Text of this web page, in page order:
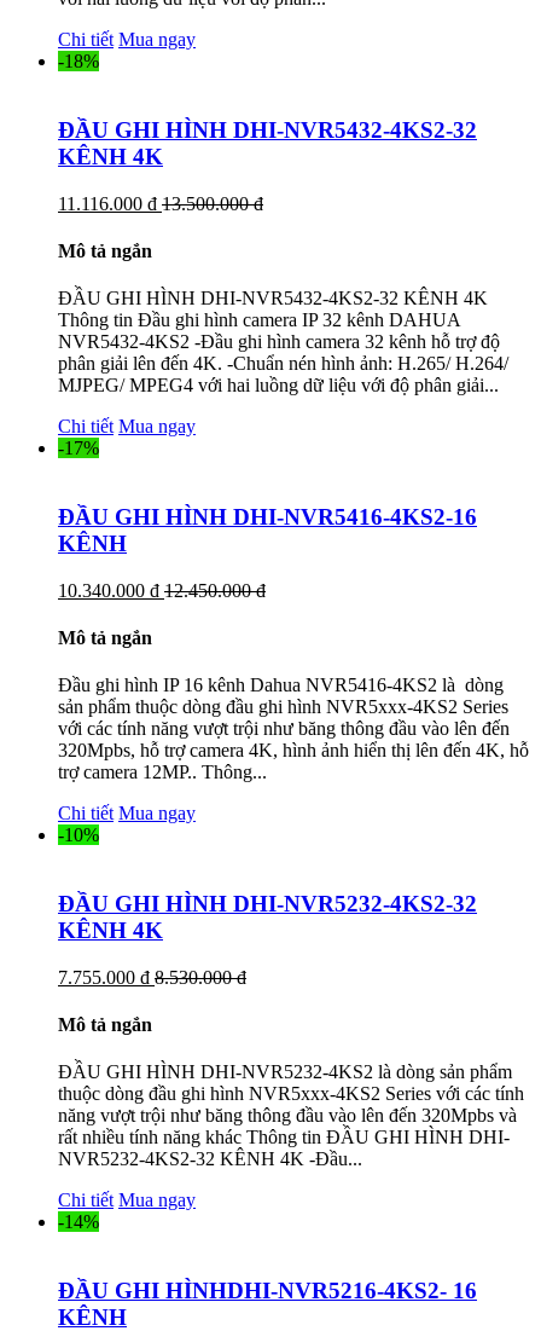
Chi tiết Mua ngay
-18%
ĐẦU GHI HÌNH DHI-NVR5432-4KS2-32
KÊNH 4K
11.116.000 đ 13.500.000 đ
Mô tả ngắn
ĐẦU GHI HÌNH DHI-NVR5432-4KS2-32 KÊNH 4K
Thông tin Đầu ghi hình camera IP 32 kênh DAHUA
NVR5432-4KS2 -Đầu ghi hình camera 32 kênh hỗ trợ độ
phân giải lên đến 4K. -Chuẩn nén hình ảnh: H.265/ H.264/
MJPEG/ MPEG4 với hai luồng dữ liệu với độ phân giải...
Chi tiết Mua ngay
-17%
ĐẦU GHI HÌNH DHI-NVR5416-4KS2-16
KÊNH
10.340.000 đ 12.450.000 đ
Mô tả ngắn
Đầu ghi hình IP 16 kênh Dahua NVR5416-4KS2 là dòng
sản phẩm thuộc dòng đầu ghi hình NVR5xxx-4KS2 Series
với các tính năng vượt trội như băng thông đầu vào lên đến
320Mpbs, hỗ trợ camera 4K, hình ảnh hiển thị lên đến 4K, hỗ
trợ camera 12MP.. Thông...
Chi tiết Mua ngay
-10%
ĐẦU GHI HÌNH DHI-NVR5232-4KS2-32
KÊNH 4K
7.755.000 đ 8.530.000 đ
Mô tả ngắn
ĐẦU GHI HÌNH DHI-NVR5232-4KS2 là dòng sản phẩm
thuộc dòng đầu ghi hình NVR5xxx-4KS2 Series với các tính
năng vượt trội như băng thông đầu vào lên đến 320Mpbs và
rất nhiều tính năng khác Thông tin ĐẦU GHI HÌNH DHI-
NVR5232-4KS2-32 KÊNH 4K -Đầu...
Chi tiết Mua ngay
-14%
ĐẦU GHI HÌNHDHI-NVR5216-4KS2- 16
KÊNH